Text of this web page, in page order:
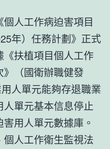
人工作病迫害項目
年）任務計劃》正式
扶植項目個人工作
（國衛辦職健發
人單元能夠存退職業
單元基本信息停止
用人單元數據庫。
人工作衛生監視法